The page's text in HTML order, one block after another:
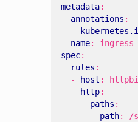
metadata:
annotations :
name:
ingress
spec:
rules :
- host :
http:
paths :
- path:
/